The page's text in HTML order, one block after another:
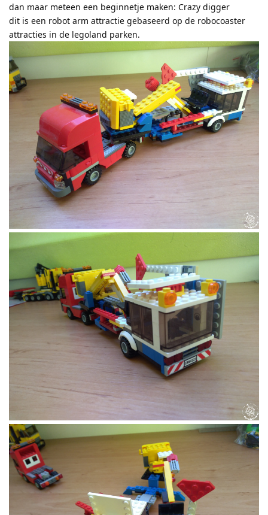
dan maar meteen een beginnetje maken: Crazy digger
dit is een robot arm attractie gebaseerd op de robocoaster
attracties in de legoland parken.